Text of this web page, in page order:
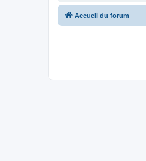
Accueil du forum